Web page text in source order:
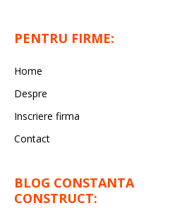
PENTRU FIRME:
Home
Despre
Inscriere firma
Contact
BLOG CONSTANTA
CONSTRUCT: